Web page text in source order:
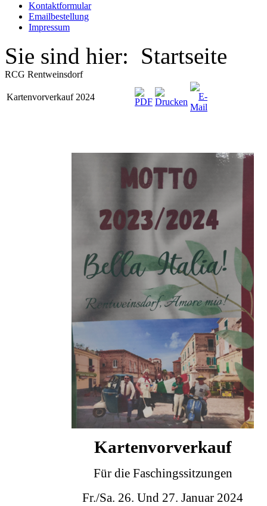
Kontaktformular
Emailbestellung
Impressum
Sie sind hier: Startseite
RCG Rentweinsdorf
Kartenvorverkauf 2024
Kartenvorverkauf
Für die Faschingssitzungen
Fr./Sa. 26. Und 27. Januar 2024